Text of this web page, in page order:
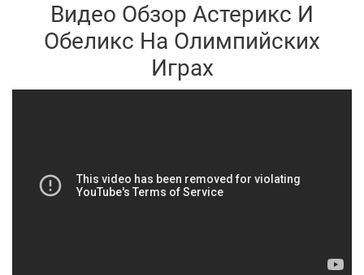
Видео Обзор Астерикс И
Обеликс На Олимпийских
Играх